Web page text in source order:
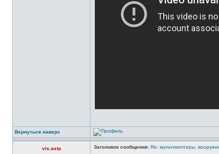
Вернуться наверх
vis.asta Заголовок сообщения: Re: мультикоптеры,